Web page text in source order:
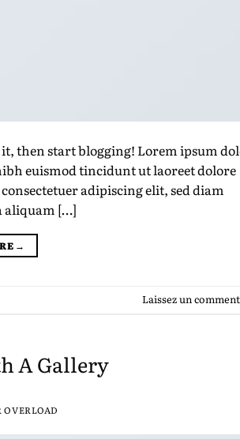
it, then start blogging! Lorem ipsum
euismod tincidunt ut laoreet dolore
adipiscing elit, sed diam
aliquam […]
→
Laissez un
A Gallery
OVERLOAD